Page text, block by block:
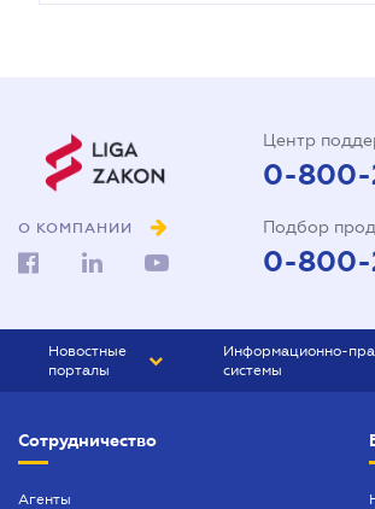
О КОМПАНИИ
Центр
0-800-
Подбор
0-800-
Новостные
порталы
БИЗНЕС
Информационно-
системы
Сотрудничество
Агенты